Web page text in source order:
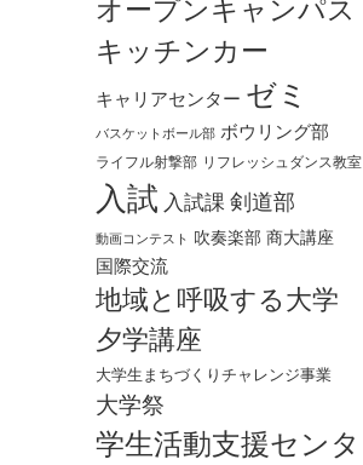
オープンキャンパス
キッチンカー
キャリアセンター ゼミ
バスケットボール部 ボウリング部
ライフル射撃部 リフレッシュダンス教室
入試 入試課 剣道部
動画コンテスト 吹奏楽部 商大講座
国際交流
地域と呼吸する大学
夕学講座
大学生まちづくりチャレンジ事業
大学祭
学生活動支援センタ